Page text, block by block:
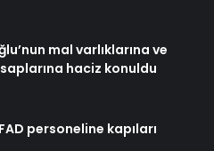
mal varlıklarına ve
haciz konuldu
personeline kapıları